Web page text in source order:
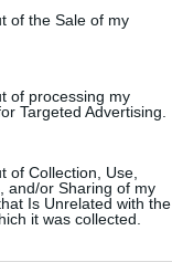
of the Sale of my
of processing my
Targeted Advertising.
of Collection, Use,
and/or Sharing of my
Is Unrelated with the
it was collected.